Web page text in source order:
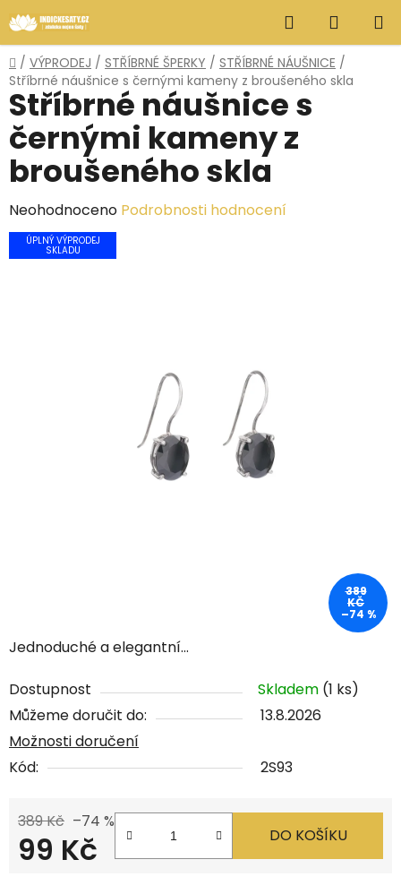
na
obsah
Hledat
KOŠÍK
Domů
/ VÝPRODEJ / STŘÍBRNÉ ŠPERKY / STŘÍBRNÉ NÁUŠNICE /
Stříbrné náušnice s černými kameny z broušeného skla
Jednoduché a elegantní...
Dostupnost Skladem (1 ks)
Můžeme doručit do:
13.8.2026
Možnosti doručení
Kód:
2S93
389 Kč –74 %
99 Kč DO KOŠÍKU
Stříbrné náušnice s
černými kameny z
broušeného skla
Průměrné
hodnocení
produktu
Neohodnoceno Podrobnosti hodnocení
ÚPLNÝ VÝPRODEJ
SKLADU
389
KČ
–74 %